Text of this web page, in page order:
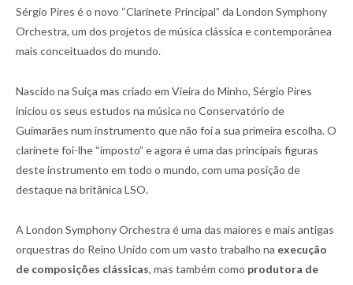
Sérgio Pires é o novo “Clarinete Principal” da London Symphony
Orchestra, um dos projetos de música clássica e contemporânea
mais conceituados do mundo.
Nascido na Suiça mas criado em Vieira do Minho, Sérgio Pires
iniciou os seus estudos na música no Conservatório de
Guimarães num instrumento que não foi a sua primeira escolha. O
clarinete foi-lhe “imposto” e agora é uma das principais figuras
deste instrumento em todo o mundo, com uma posição de
destaque na britânica LSO.
A London Symphony Orchestra é uma das maiores e mais antigas
orquestras do Reino Unido com um vasto trabalho na execução
de composições clássicas, mas também como produtora de